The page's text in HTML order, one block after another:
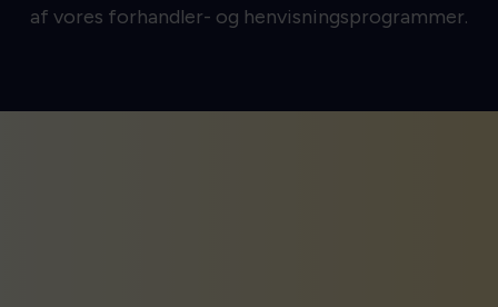
af vores forhandler- og henvisningsprogrammer.